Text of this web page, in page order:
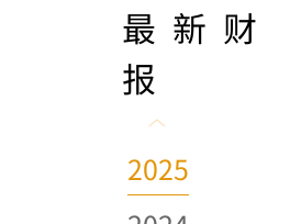
最新财
报
2025